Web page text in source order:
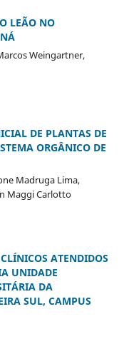
LEÃO NO
Weingartner,
DE PLANTAS DE
ORGÂNICO DE
Madruga Lima,
Maggi Carlotto
ATENDIDOS
UNIDADE
DA
SUL, CAMPUS